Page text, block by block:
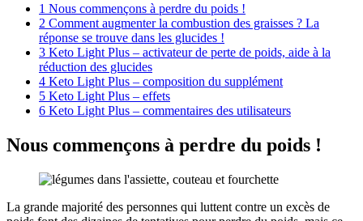
1 Nous commençons à perdre du poids !
2 Comment augmenter la combustion des graisses ? La
réponse se trouve dans les glucides !
3 Keto Light Plus – activateur de perte de poids, aide à la
réduction des glucides
4 Keto Light Plus – composition du supplément
5 Keto Light Plus – effets
6 Keto Light Plus – commentaires des utilisateurs
Nous commençons à perdre du poids !
La grande majorité des personnes qui luttent contre un excès de